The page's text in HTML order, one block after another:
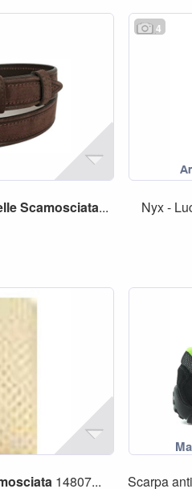
Scamosciata...
4
Nyx -
14807... Scarpa